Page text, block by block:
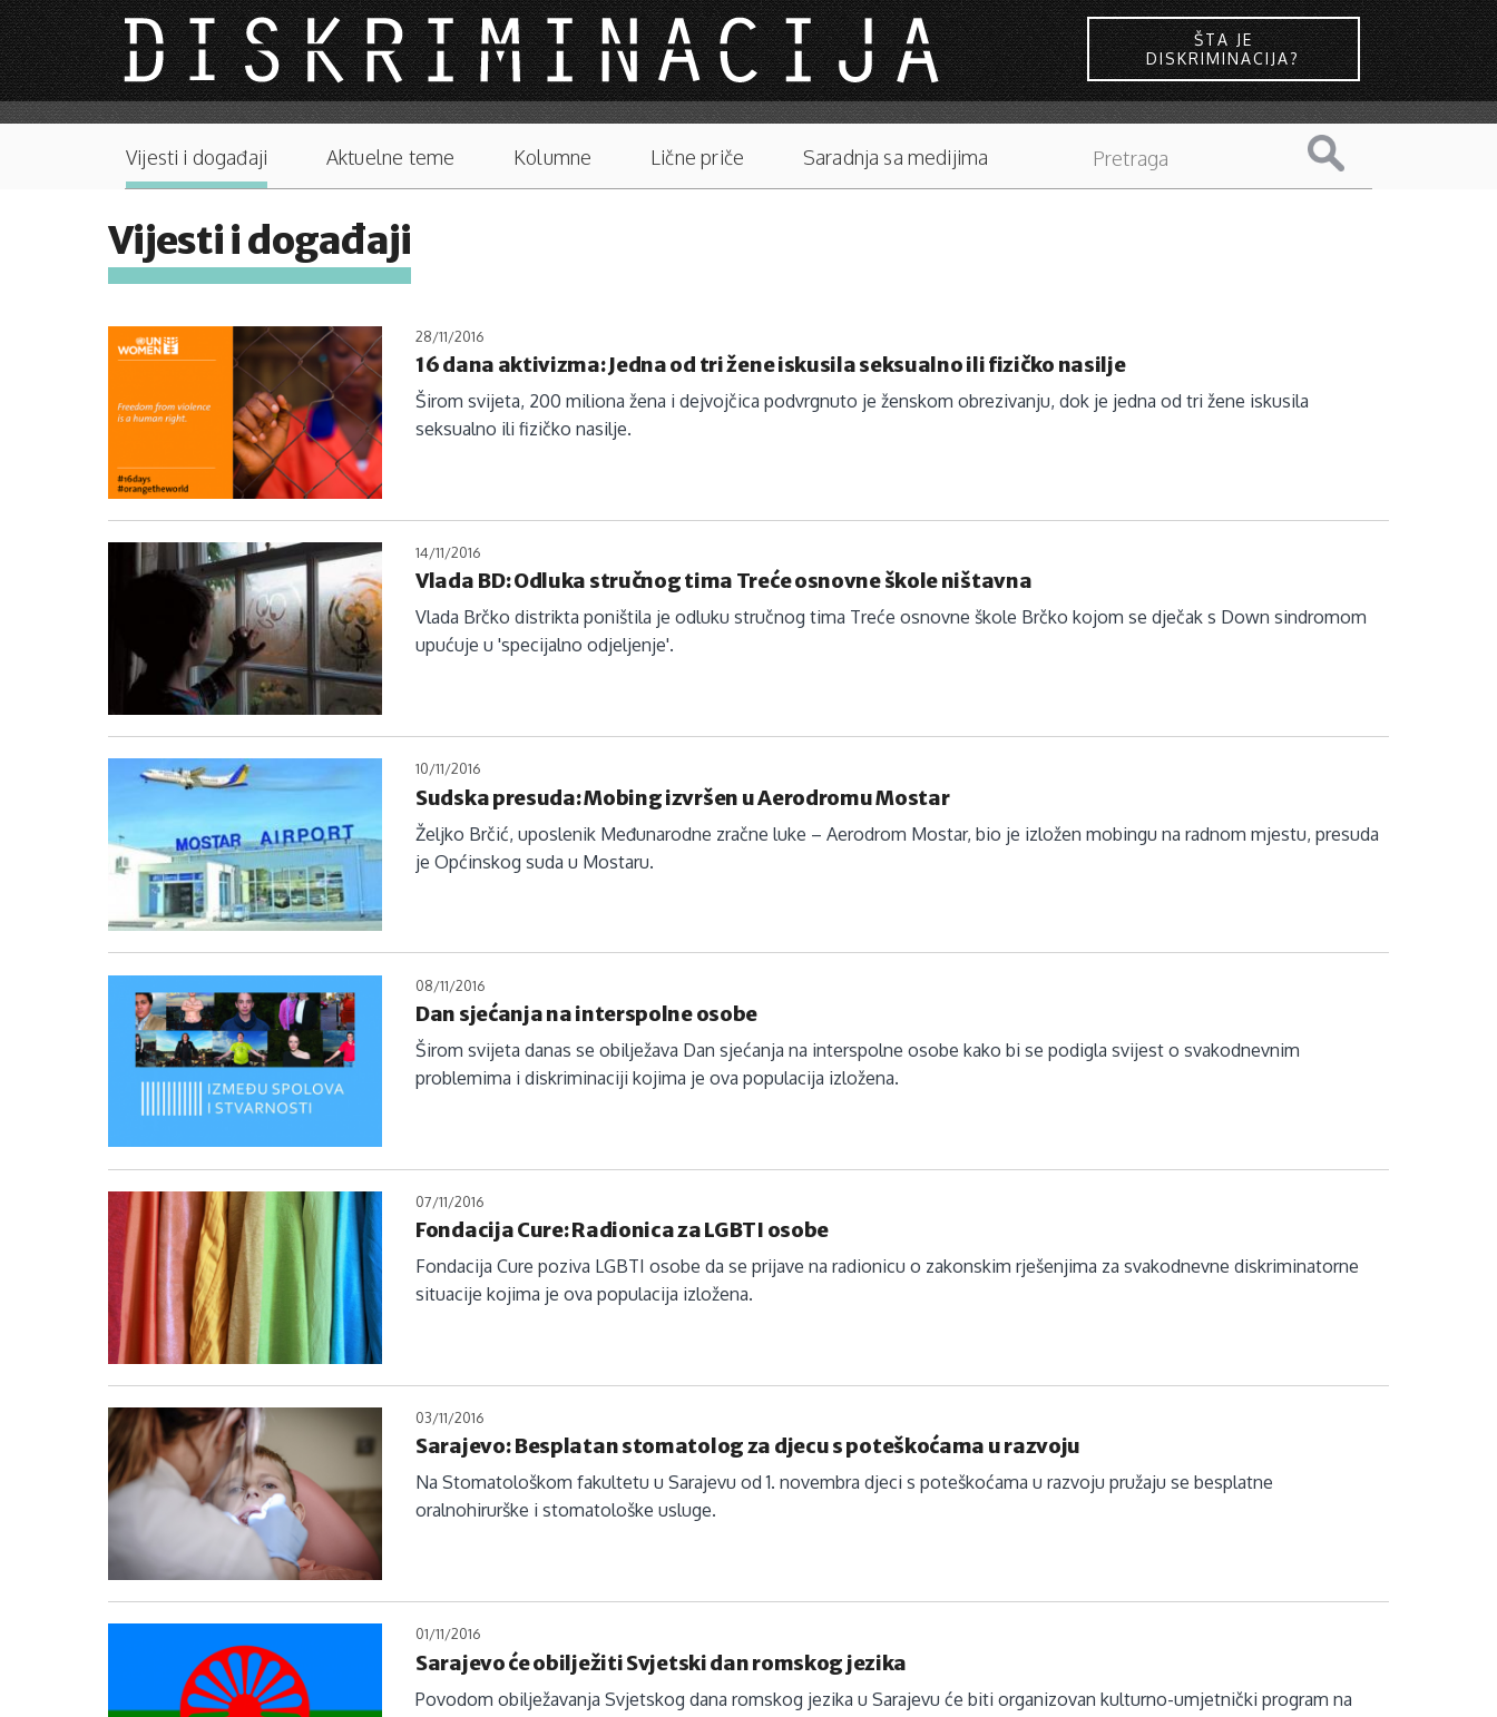
Skip to main content
ŠTA JE
DISKRIMINACIJA?
Main menu
Vijesti i događaji Aktuelne teme Kolumne Lične priče Saradnja sa medijima
Vijesti i događaji
28/11/2016
16 dana aktivizma: Jedna od tri žene iskusila seksualno ili fizičko nasilje
Širom svijeta, 200 miliona žena i dejvojčica podvrgnuto je ženskom obrezivanju, dok je jedna od tri žene iskusila
seksualno ili fizičko nasilje.
14/11/2016
Vlada BD: Odluka stručnog tima Treće osnovne škole ništavna
Vlada Brčko distrikta poništila je odluku stručnog tima Treće osnovne škole Brčko kojom se dječak s Down sindromom
upućuje u 'specijalno odjeljenje'.
10/11/2016
Sudska presuda: Mobing izvršen u Aerodromu Mostar
Željko Brčić, uposlenik Međunarodne zračne luke – Aerodrom Mostar, bio je izložen mobingu na radnom mjestu, presuda
je Općinskog suda u Mostaru.
08/11/2016
Dan sjećanja na interspolne osobe
Širom svijeta danas se obilježava Dan sjećanja na interspolne osobe kako bi se podigla svijest o svakodnevnim
problemima i diskriminaciji kojima je ova populacija izložena.
07/11/2016
Fondacija Cure: Radionica za LGBTI osobe
Fondacija Cure poziva LGBTI osobe da se prijave na radionicu o zakonskim rješenjima za svakodnevne diskriminatorne
situacije kojima je ova populacija izložena.
03/11/2016
Sarajevo: Besplatan stomatolog za djecu s poteškoćama u razvoju
Na Stomatološkom fakultetu u Sarajevu od 1. novembra djeci s poteškoćama u razvoju pružaju se besplatne
oralnohirurške i stomatološke usluge.
01/11/2016
Sarajevo će obilježiti Svjetski dan romskog jezika
Povodom obilježavanja Svjetskog dana romskog jezika u Sarajevu će biti organizovan kulturno-umjetnički program na